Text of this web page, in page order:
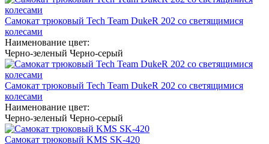
Самокат трюковый Tech Team DukeR 202 со светящимися
колесами
Наименование цвет:
Черно-зеленый Черно-серый
Самокат трюковый Tech Team DukeR 202 со светящимися
колесами
Наименование цвет:
Черно-зеленый Черно-серый
Самокат трюковый KMS SK-420